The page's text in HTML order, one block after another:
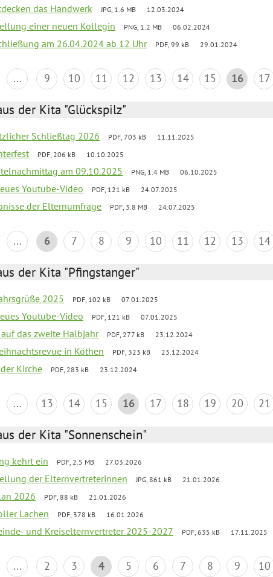
das Handwerk JPG, 1.6 MB 12.03.2024
einer neuen Kollegin PNG, 1.2 MB 06.02.2024
am 26.04.2024 ab 12 Uhr PDF, 99 kB 29.01.2024
... 9 10 11 12 13 14 15 16 17
der Kita "Glückspilz"
Schließtag 2026 PDF, 703 kB 11.11.2025
PDF, 206 kB 10.10.2025
am 09.10.2025 PNG, 1.4 MB 06.10.2025
Youtube-Video PDF, 121 kB 24.07.2025
der Elternumfrage PDF, 3.8 MB 24.07.2025
... 6 7 8 9 10 11 12 13 14
der Kita "Pfingstanger"
2025 PDF, 102 kB 07.01.2025
Youtube-Video PDF, 121 kB 07.01.2025
das zweite Halbjahr PDF, 277 kB 23.12.2024
in Köthen PDF, 323 kB 23.12.2024
Kirche PDF, 283 kB 23.12.2024
... 13 14 15 16 17 18 19 20 21
der Kita "Sonnenschein"
kehrt ein PDF, 2.5 MB 27.03.2026
der Elternvertreterinnen JPG, 861 kB 21.01.2026
2026 PDF, 88 kB 21.01.2026
Lachen PDF, 378 kB 16.01.2026
und Kreiselternvertreter 2025-2027 PDF, 635 kB 17.11.2025
... 2 3 4 5 6 7 8 9 10